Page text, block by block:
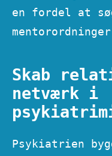
en fordel at
Skab
netværk i
Psykiatrien